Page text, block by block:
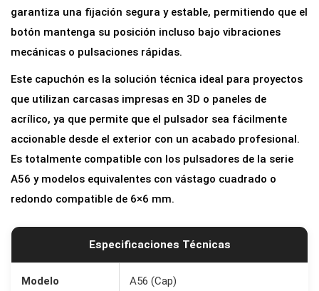
i
l
6
x
6
m
m
o
l
garantiza una fijación segura y estable, permitiendo que el
botón mantenga su posición incluso bajo vibraciones
mecánicas o pulsaciones rápidas.
Este capuchón es la solución técnica ideal para proyectos
que utilizan carcasas impresas en 3D o paneles de
acrílico, ya que permite que el pulsador sea fácilmente
accionable desde el exterior con un acabado profesional.
Es totalmente compatible con los pulsadores de la serie
A56 y modelos equivalentes con vástago cuadrado o
redondo compatible de 6×6 mm.
Especificaciones Técnicas
Modelo A56 (Cap)